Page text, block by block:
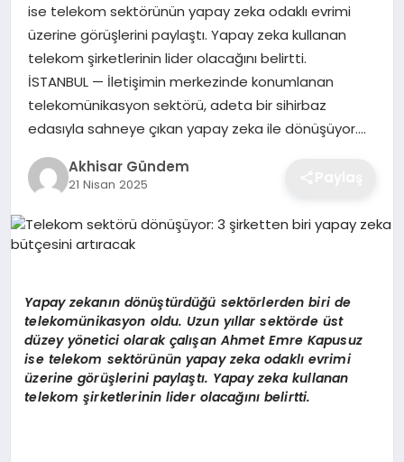
ise telekom sektörünün yapay zeka odaklı evrimi
üzerine görüşlerini paylaştı. Yapay zeka kullanan
telekom şirketlerinin lider olacağını belirtti.
İSTANBUL — İletişimin merkezinde konumlanan
telekomünikasyon sektörü, adeta bir sihirbaz
edasıyla sahneye çıkan yapay zeka ile dönüşüyor….
Akhisar Gündem
21 Nisan 2025
Yapay zekanın dönüştürdüğü sektörlerden biri de
telekomünikasyon oldu. Uzun yıllar sektörde üst
düzey yönetici olarak çalışan Ahmet Emre Kapusuz
ise telekom sektörünün yapay zeka odaklı evrimi
üzerine görüşlerini paylaştı. Yapay zeka kullanan
telekom şirketlerinin lider olacağını belirtti.